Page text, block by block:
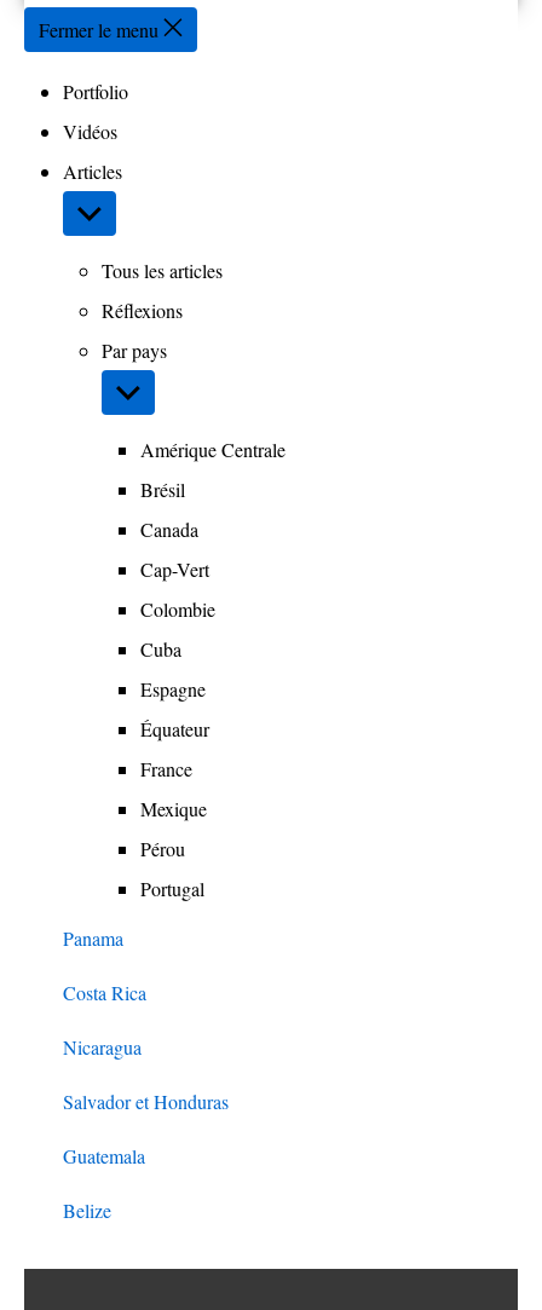
recherche
Fermer le menu
Portfolio
Vidéos
Articles
Afficher
le
sous-Tous les articles
Réflexions
Par pays
Afficher
le
sous-Amérique Centrale
Brésil
Canada
Cap-Vert
Colombie
Cuba
Espagne
Équateur
France
Mexique
Pérou
Portugal
Panama
Costa Rica
Nicaragua
Salvador et Honduras
Guatemala
Belize